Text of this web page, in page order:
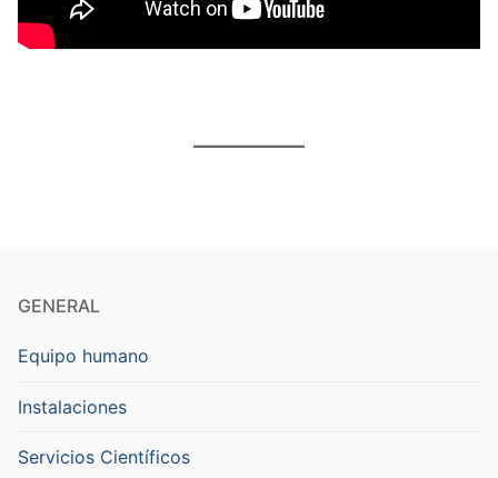
GENERAL
Equipo humano
Instalaciones
Servicios Científicos